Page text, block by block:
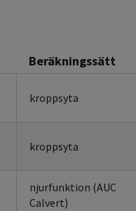
Beräkningssätt
kroppsyta
kroppsyta
njurfunktion (AUC
Calvert)